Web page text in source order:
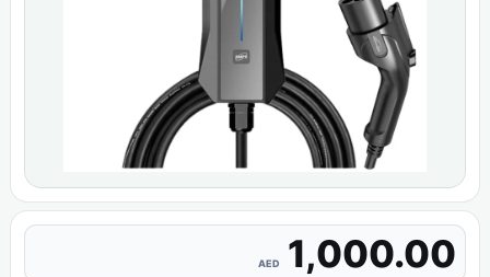
1,000.00
AED